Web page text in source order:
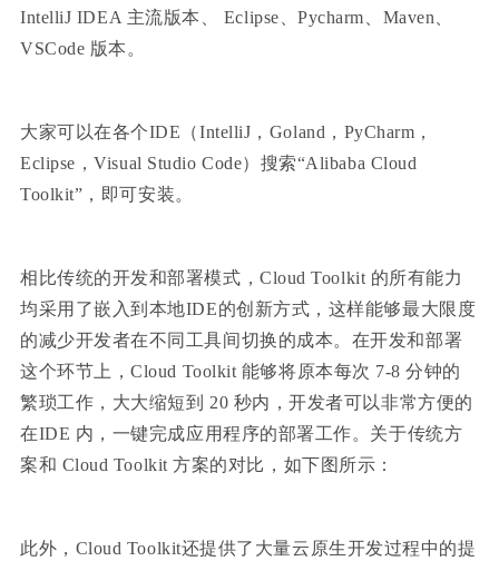
IntelliJ IDEA 主流版本、 Eclipse、Pycharm、Maven、
VSCode 版本。
大家可以在各个IDE（IntelliJ，Goland，PyCharm，
Eclipse，Visual Studio Code）搜索“Alibaba Cloud
Toolkit”，即可安装。
相比传统的开发和部署模式，Cloud Toolkit 的所有能力
均采用了嵌入到本地IDE的创新方式，这样能够最大限度
的减少开发者在不同工具间切换的成本。在开发和部署
这个环节上，Cloud Toolkit 能够将原本每次 7-8 分钟的
繁琐工作，大大缩短到 20 秒内，开发者可以非常方便的
在IDE 内，一键完成应用程序的部署工作。关于传统方
案和 Cloud Toolkit 方案的对比，如下图所示：
此外，Cloud Toolkit还提供了大量云原生开发过程中的提